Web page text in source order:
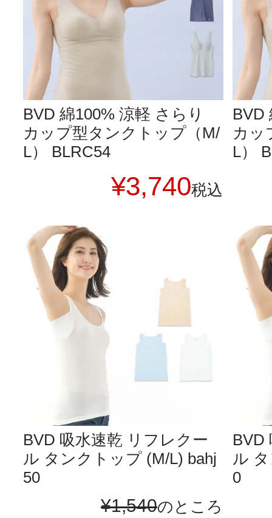
BVD 綿100% 涼軽 さらり
カップ型タンクトップ（M/
L） BLRC54
¥3,740税込
BVD
カッ
L）
BVD 吸水速乾 リフレクー
ル タンクトップ (M/L) bahj
50
¥1,540のところ
BVD
ル
0